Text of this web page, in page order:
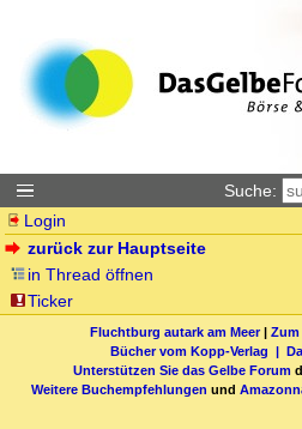
Suche:
Login
zurück zur Hauptseite
in Thread öffnen
Ticker
Fluchtburg autark am Meer| Zum
Bücher vom Kopp-Verlag |
Unterstützen Sie das Gelbe Forum
Weitere Buchempfehlungen und